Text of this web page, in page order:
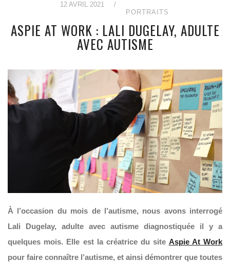
12 AVRIL 2021
/
PORTRAITS
ASPIE AT WORK : LALI DUGELAY, ADULTE
AVEC AUTISME
À l’occasion du mois de l’autisme, nous avons interrogé
Lali Dugelay, adulte avec autisme diagnostiquée il y a
quelques mois. Elle est la créatrice du site Aspie At Work
pour faire connaître l’autisme, et ainsi démontrer que toutes